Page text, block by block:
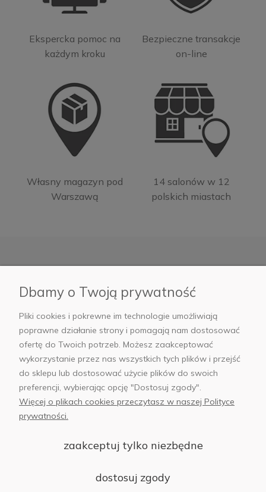
Ekspercka pomoc na
każdym kroku
Bezpieczne transakcje
on-line
Własny magazyn pod
Warszawą
14 salonów w 12
polskich miastach
Informacje
Płatności i dostawa
AB Foto
Dbamy o Twoją prywatność
Pliki cookies i pokrewne im technologie umożliwiają
poprawne działanie strony i pomagają nam dostosować
ofertę do Twoich potrzeb. Możesz zaakceptować
wykorzystanie przez nas wszystkich tych plików i przejść
do sklepu lub dostosować użycie plików do swoich
preferencji, wybierając opcję "Dostosuj zgody".
Więcej o plikach cookies przeczytasz w naszej Polityce
prywatności.
zaakceptuj tylko niezbędne
dostosuj zgody